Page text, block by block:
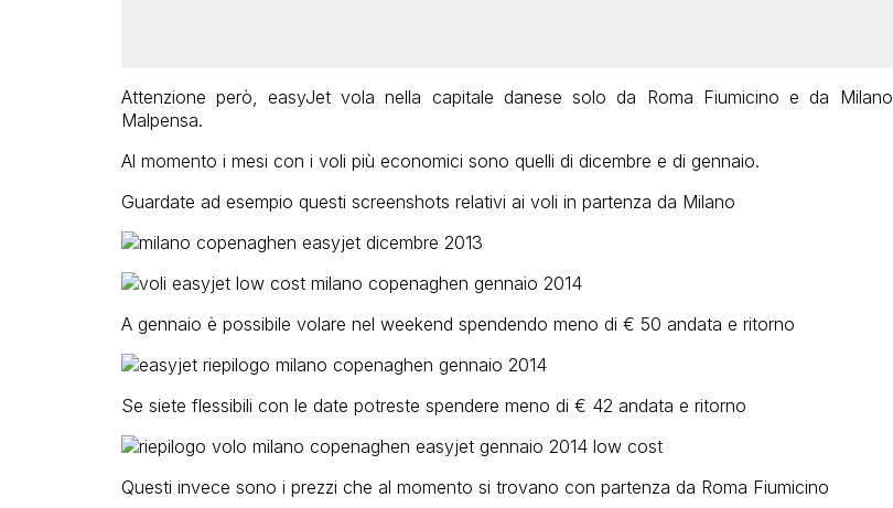
Attenzione però, easyJet vola nella capitale danese solo da Roma Fiumicino e da Milano
Malpensa.
Al momento i mesi con i voli più economici sono quelli di dicembre e di gennaio.
Guardate ad esempio questi screenshots relativi ai voli in partenza da Milano
A gennaio è possibile volare nel weekend spendendo meno di € 50 andata e ritorno
Se siete flessibili con le date potreste spendere meno di € 42 andata e ritorno
Questi invece sono i prezzi che al momento si trovano con partenza da Roma Fiumicino